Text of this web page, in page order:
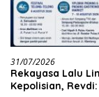
31/07/2026
Rekayasa Lalu
Kepolisian,